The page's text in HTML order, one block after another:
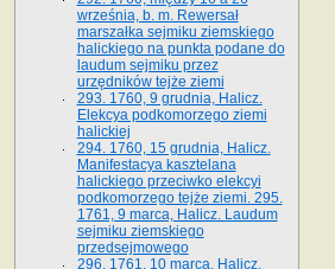
września, b. m. Rewersał
marszałka sejmiku ziemskiego
halickiego na punkta podane do
laudum sejmiku przez
urzędników tejże ziemi
293. 1760, 9 grudnia, Halicz.
Elekcya podkomorzego ziemi
halickiej
294. 1760, 15 grudnia, Halicz.
Manifestacya kasztelana
halickiego przeciwko elekcyi
podkomorzego tejże ziemi. 295.
1761, 9 marca, Halicz. Laudum
sejmiku ziemskiego
przedsejmowego
296. 1761, 10 marca, Halicz.